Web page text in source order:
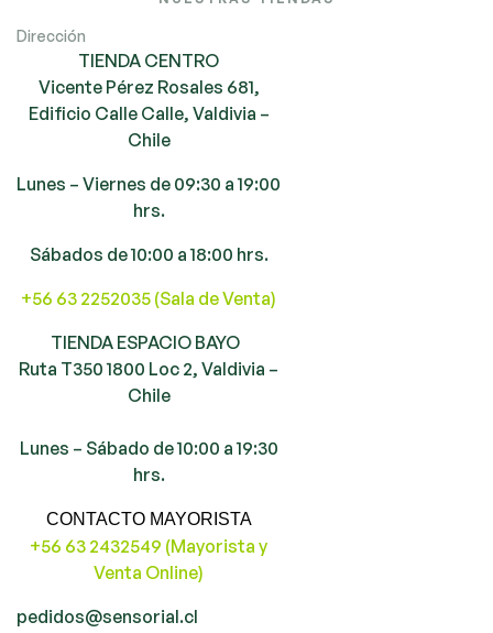
Dirección
TIENDA CENTRO
Vicente Pérez Rosales 681,
Edificio Calle Calle, Valdivia –
Chile
Lunes – Viernes de 09:30 a 19:00
hrs.
Sábados de 10:00 a 18:00 hrs.
+56 63 2252035 (Sala de Venta)
TIENDA ESPACIO BAYO
Ruta T350 1800 Loc 2, Valdivia –
Chile
Lunes – Sábado de 10:00 a 19:30
hrs.
CONTACTO MAYORISTA
+56 63 2432549 (Mayorista y
Venta Online)
pedidos@sensorial.cl